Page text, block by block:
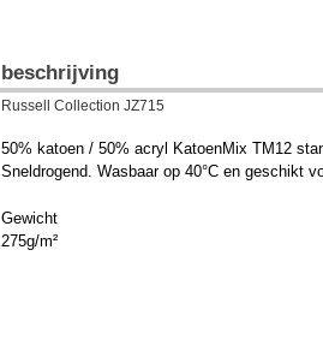
beschrijving
Russell Collection JZ715
50% katoen / 50% acryl KatoenMix TM12
Sneldrogend. Wasbaar op 40°C en geschikt
Gewicht
275g/m²